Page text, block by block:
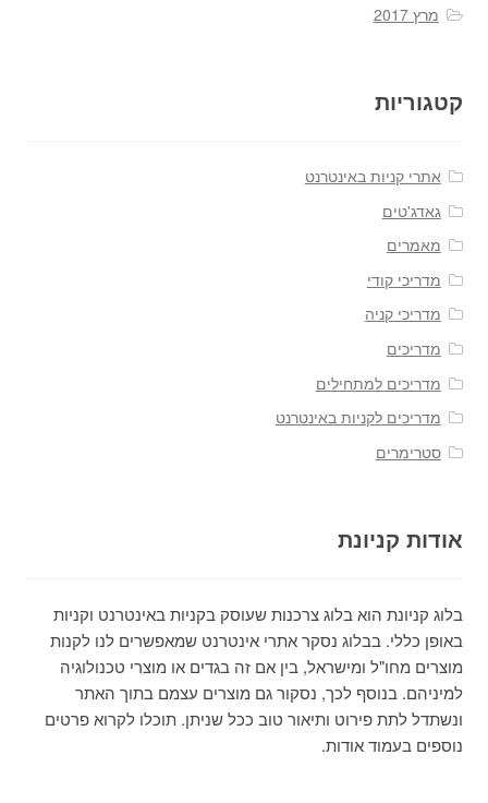
מרץ 2017
קטגוריות
אתרי קניות באינטרנט
גאדג'טים
מאמרים
מדריכי קודי
מדריכי קניה
מדריכים
מדריכים למתחילים
מדריכים לקניות באינטרנט
סטרימרים
אודות קניונת
בלוג קניונת הוא בלוג צרכנות שעוסק בקניות באינטרנט וקניות
באופן כללי. בבלוג נסקר אתרי אינטרנט שמאפשרים לנו לקנות
מוצרים מחו"ל ומישראל, בין אם זה בגדים או מוצרי טכנולוגיה
למיניהם. בנוסף לכך, נסקור גם מוצרים עצמם בתוך האתר
ונשתדל לתת פירוט ותיאור טוב ככל שניתן. תוכלו לקרוא פרטים
נוספים בעמוד אודות.